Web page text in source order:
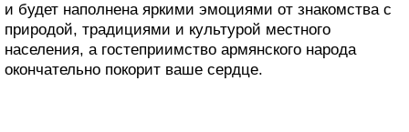
и будет наполнена яркими эмоциями от знакомства с
природой, традициями и культурой местного
населения, а гостеприимство армянского народа
окончательно покорит ваше сердце.